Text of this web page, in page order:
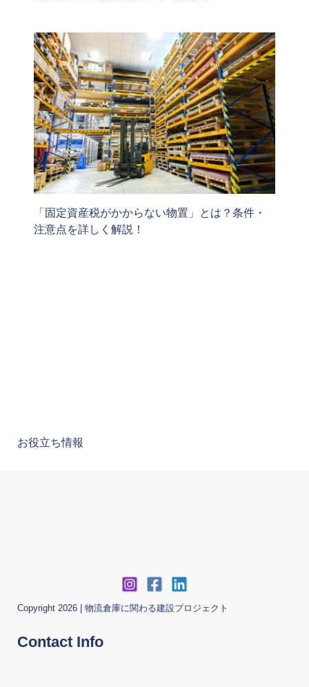
「固定資産税がかからない物置」とは？条件・
注意点を詳しく解説！
お役立ち情報
Copyright 2026 | 物流倉庫に関わる建設プロジェクト
Contact Info